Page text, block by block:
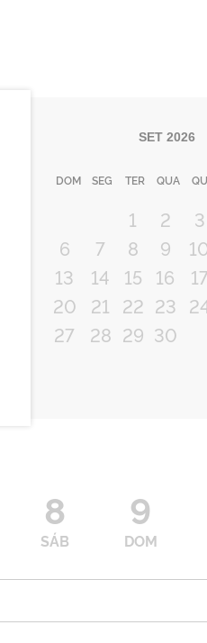
SET 2026
DOM SEG TER QUA
1 2 3
6
7 8 9
13
14 15 16 17
20
21 22 23
27
28 29 30
8
SÁB
9
DOM